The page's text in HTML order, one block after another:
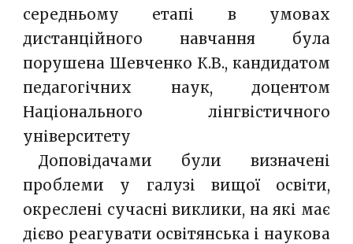
середньому етапі в умовах
дистанційного навчання була
порушена Шевченко К.В., кандидатом
педагогічних наук, доцентом
Національного лінгвістичного
університету
Доповідачами були визначені
проблеми у галузі вищої освіти,
окреслені сучасні виклики, на які має
дієво реагувати освітянська і наукова